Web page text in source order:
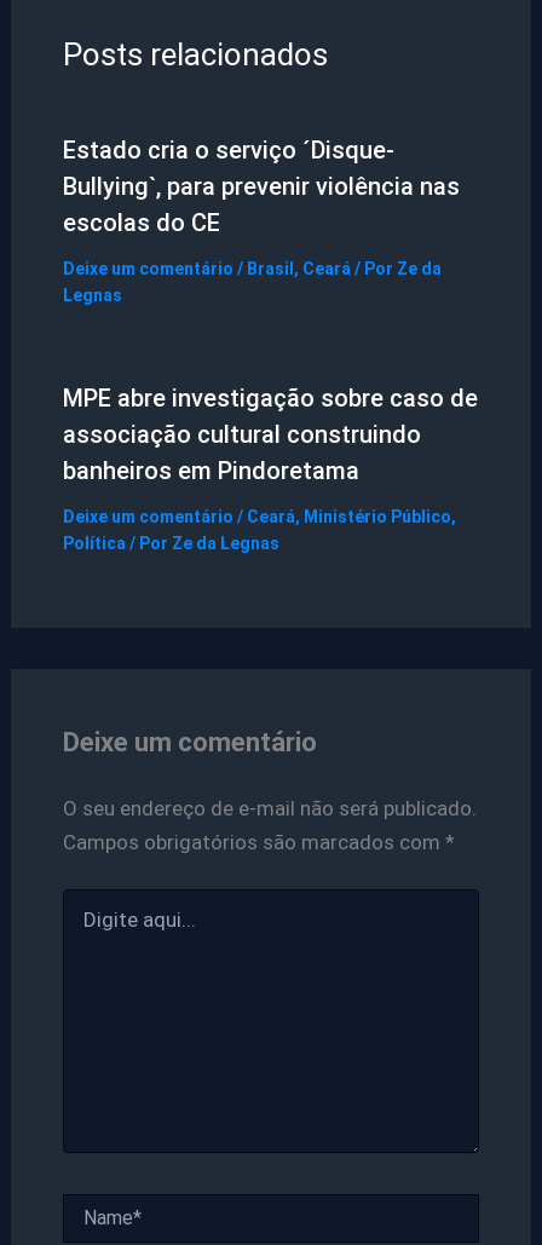
Posts relacionados
Estado cria o serviço ´Disque-
Bullying`, para prevenir violência nas
escolas do CE
Deixe um comentário / Brasil , Ceará / Por Ze da
Legnas
MPE abre investigação sobre caso de
associação cultural construindo
banheiros em Pindoretama
Deixe um comentário / Ceará, Ministério Público,
Política / Por Ze da Legnas
Deixe um comentário
O seu endereço de e-mail não será publicado.
Campos obrigatórios são marcados com *
aqui...